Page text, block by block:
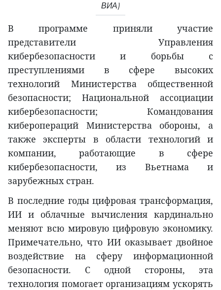
ВИА)
В программе приняли участие
представители Управления
кибербезопасности и борьбы с
преступлениями в сфере высоких
технологий Министерства общественной
безопасности; Национальной ассоциации
кибербезопасности; Командования
киберопераций Министерства обороны, а
также эксперты в области технологий и
компании, работающие в сфере
кибербезопасности, из Вьетнама и
зарубежных стран.
В последние годы цифровая трансформация,
ИИ и облачные вычисления кардинально
меняют всю мировую цифровую экономику.
Примечательно, что ИИ оказывает двойное
воздействие на сферу информационной
безопасности. С одной стороны, эта
технология помогает организациям ускорять